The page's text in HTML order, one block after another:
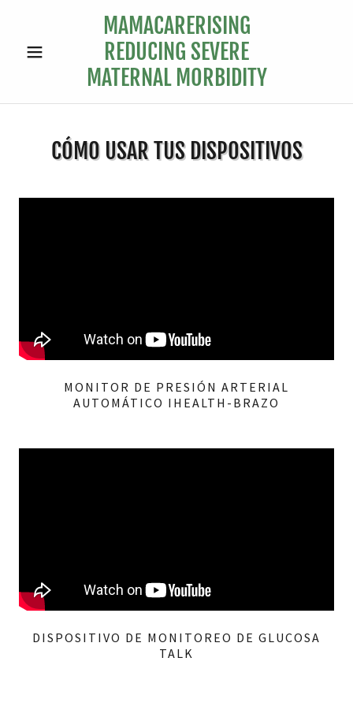
MAMACARERISING
REDUCING SEVERE
MATERNAL MORBIDITY
CÓMO USAR TUS DISPOSITIVOS
MONITOR DE PRESIÓN ARTERIAL
AUTOMÁTICO IHEALTH-BRAZO
DISPOSITIVO DE MONITOREO DE GLUCOSA
TALK